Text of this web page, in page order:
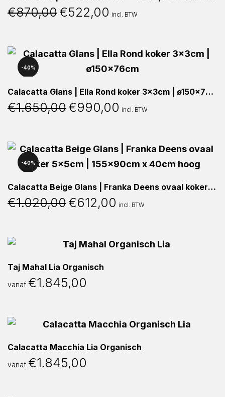
€870,00 Oorspronkelijke
€522,00 Huidige
incl. BTW
40%
Calacatta Glans | Ella Rond koker 3x3cm | ø150x76cm
€1.650,00 Oorspronkelijke
€990,00 Huidige
incl. BTW
40%
Calacatta Beige Glans | Franka Deens ovaal koker 5x5cm | 155x90cm x 40cm hoog
€1.020,00 Oorspronkelijke
€612,00 Huidige
incl. BTW
Taj Mahal Lia Organisch
vanaf €1.845,00
Calacatta Macchia Lia Organisch
vanaf €1.845,00